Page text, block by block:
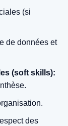
(si
de données et
(soft skills):
des